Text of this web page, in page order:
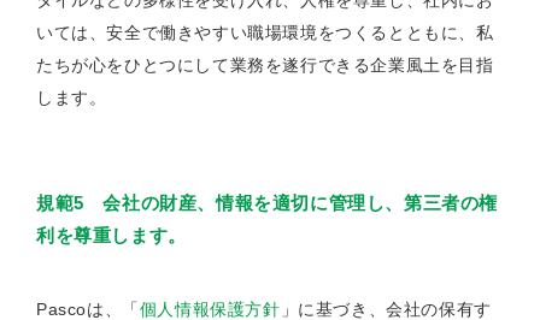
いては、安全で働きやすい職場環境をつくるとともに、私
たちが心をひとつにして業務を遂行できる企業風土を目指
します。
規範5 会社の財産、情報を適切に管理し、第三者の権
利を尊重します。
Pascoは、「個人情報保護方針 」に基づき、会社の保有す